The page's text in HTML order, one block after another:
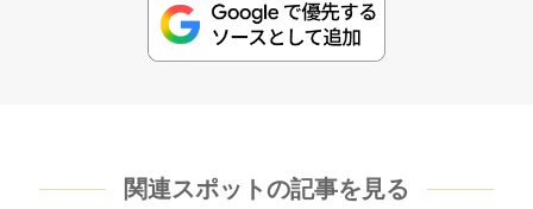
関連スポットの記事を見る